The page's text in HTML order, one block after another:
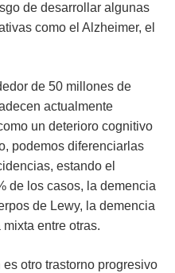
de desarrollar algunas
como el Alzheimer, el
de 50 millones de
actualmente
un deterioro cognitivo
podemos diferenciarlas
estando el
de los casos, la demencia
de Lewy, la demencia
entre otras.
otro trastorno progresivo